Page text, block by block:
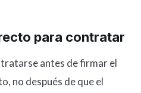
para contratar
antes de firmar el
no después de que el